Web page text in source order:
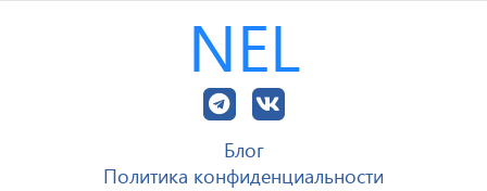
NEL
Блог
Политика конфиденциальности